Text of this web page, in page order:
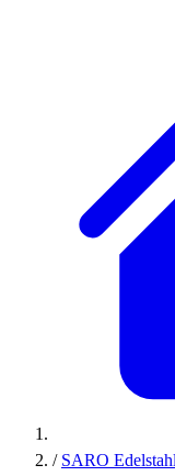
/ SARO